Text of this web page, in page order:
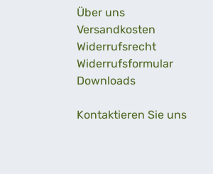
Über uns
Versandkosten
Widerrufsrecht
Widerrufsformular
Downloads
Kontaktieren Sie uns